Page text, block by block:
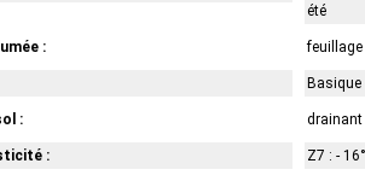
été
:
Basique
: drainant
: Z7 : -